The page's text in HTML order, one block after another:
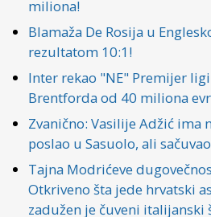
miliona!
Blamaža De Rosija u
rezultatom 10:1!
Inter rekao "NE" Premijer
Brentforda od 40 miliona
Zvanično: Vasilije Adžić ima
poslao u Sasuolo, ali
Tajna Modrićeve
Otkriveno šta jede hrvatski
zadužen je čuveni italijanski